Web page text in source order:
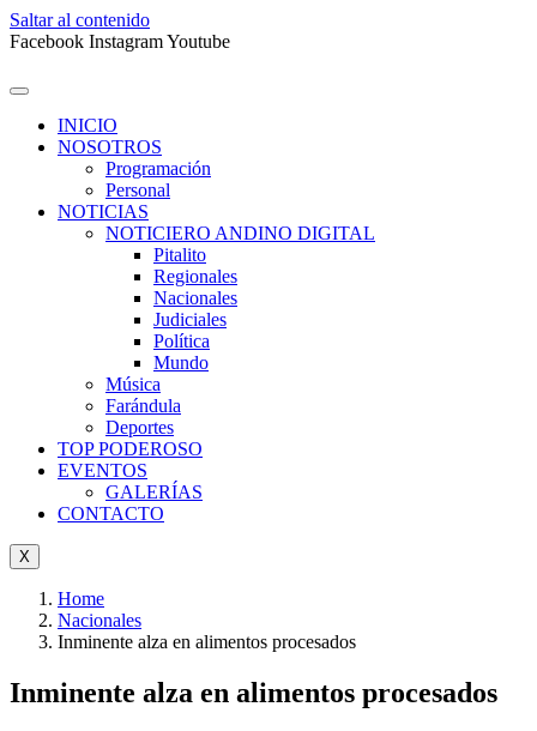
Saltar al contenido
Facebook InstagramYoutube
INICIO
NOSOTROS
Programación
Personal
NOTICIAS
NOTICIERO ANDINO DIGITAL
Pitalito
Regionales
Nacionales
Judiciales
Política
Mundo
Música
Farándula
Deportes
TOP PODEROSO
EVENTOS
GALERÍAS
CONTACTO
X
Home
Nacionales
Inminente alza en alimentos procesados
Inminente alza en alimentos procesados